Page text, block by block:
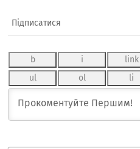
Підписатися